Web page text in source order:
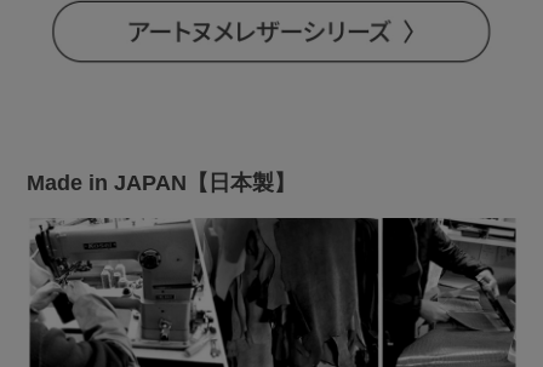
Made in JAPAN【日本製】